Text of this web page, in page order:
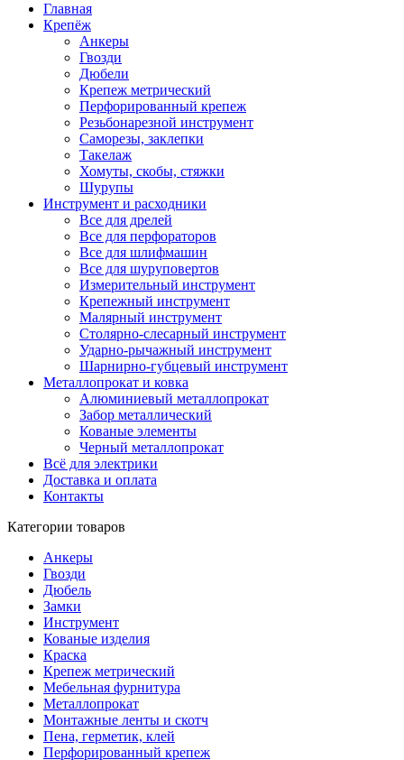
Главная
Крепёж
Анкеры
Гвозди
Дюбели
Крепеж метрический
Перфорированный крепеж
Резьбонарезной инструмент
Саморезы, заклепки
Такелаж
Хомуты, скобы, стяжки
Шурупы
Инструмент и расходники
Все для дрелей
Все для перфораторов
Все для шлифмашин
Все для шуруповертов
Измерительный инструмент
Крепежный инструмент
Малярный инструмент
Столярно-слесарный инструмент
Ударно-рычажный инструмент
Шарнирно-губцевый инструмент
Металлопрокат и ковка
Алюминиевый металлопрокат
Забор металлический
Кованые элементы
Черный металлопрокат
Всё для электрики
Доставка и оплата
Контакты
Категории товаров
Анкеры
Гвозди
Дюбель
Замки
Инструмент
Кованые изделия
Краска
Крепеж метрический
Мебельная фурнитура
Металлопрокат
Монтажные ленты и скотч
Пена, герметик, клей
Перфорированный крепеж